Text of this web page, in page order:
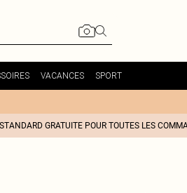
VACANCES SPORT
GRATUITE POUR TOUTES LES